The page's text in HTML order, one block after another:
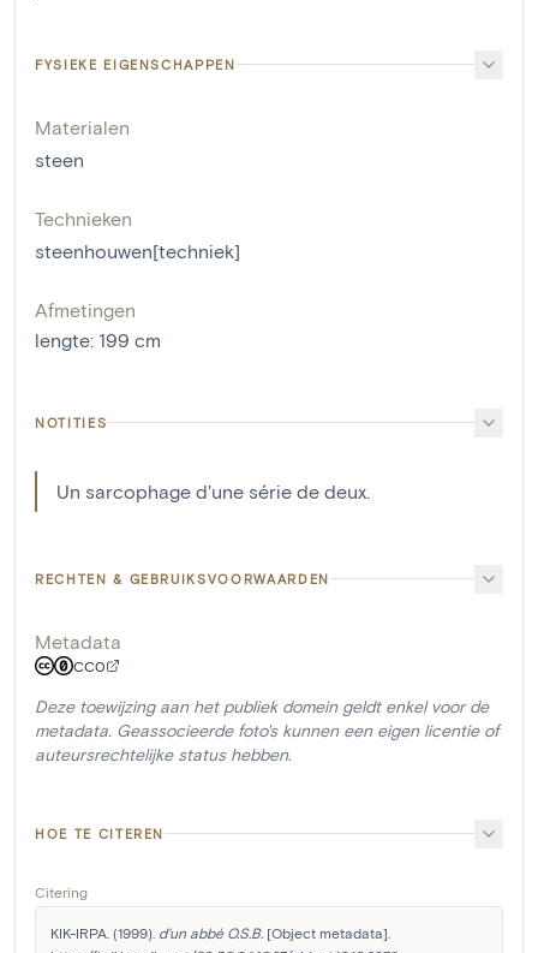
FYSIEKE EIGENSCHAPPEN
Materialen
steen
Technieken
steenhouwen[techniek]
Afmetingen
lengte: 199 cm
NOTITIES
Un sarcophage d'une série de deux.
RECHTEN & GEBRUIKSVOORWAARDEN
Metadata
CC0
Deze toewijzing aan het publiek domein geldt enkel voor de
metadata. Geassocieerde foto's kunnen een eigen licentie of
auteursrechtelijke status hebben.
HOE TE CITEREN
Citering
KIK-IRPA. (1999). d'un abbé O.S.B. [Object metadata].